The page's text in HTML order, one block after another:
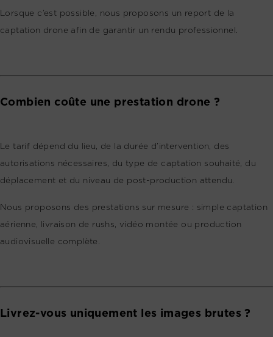
Lorsque c’est possible, nous proposons un report de la
captation drone afin de garantir un rendu professionnel.
Combien coûte une prestation drone ?
Le tarif dépend du lieu, de la durée d’intervention, des
autorisations nécessaires, du type de captation souhaité, du
déplacement et du niveau de post-production attendu.
Nous proposons des prestations sur mesure : simple captation
aérienne, livraison de rushs, vidéo montée ou production
audiovisuelle complète.
Livrez-vous uniquement les images brutes ?